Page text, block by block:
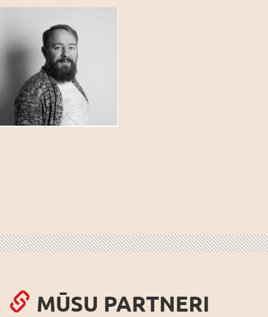
MŪSU PARTNERI